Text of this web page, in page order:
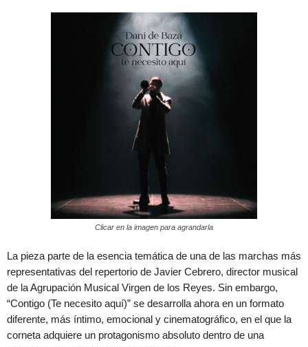
Clicar en la imagen para agrandarla
La pieza parte de la esencia temática de una de las marchas más
representativas del repertorio de Javier Cebrero, director musical
de la Agrupación Musical Virgen de los Reyes. Sin embargo,
“Contigo (Te necesito aquí)” se desarrolla ahora en un formato
diferente, más íntimo, emocional y cinematográfico, en el que la
corneta adquiere un protagonismo absoluto dentro de una